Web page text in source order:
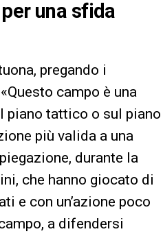
una sfida
pregando i
campo è una
piano tattico o sul piano
più valida a una
durante la
che hanno giocato di
e con un’azione poco
a difendersi